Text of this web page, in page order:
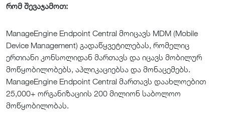
რომ შევაჯამოთ:
ManageEngine Endpoint Central მოიცავს MDM (Mobile
Device Management) გადაწყვეტილებას, რომელიც
ერთიანი კონსოლიდან მართავს და იცავს მობილურ
მოწყობილობებს, აპლიკაციებსა და მონაცემებს.
ManageEngine Endpoint Central მართავს დაახლოებით
25,000+ ორგანიზაციის 200 მილიონ საბოლოო
მოწყობილობას.